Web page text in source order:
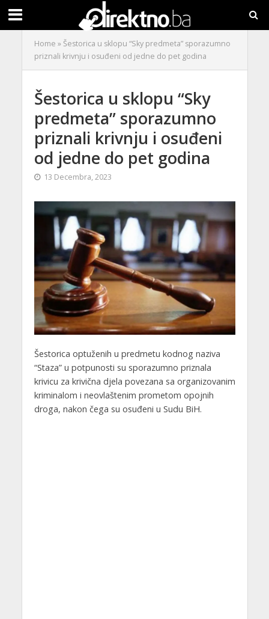
Home »Šestorica u sklopu “Sky predmeta” sporazumno
priznali krivnju i osuđeni od jedne do pet godina
Šestorica u sklopu “Sky
predmeta” sporazumno
priznali krivnju i osuđeni
od jedne do pet godina
13 Decembra, 2023
Šestorica optuženih u predmetu kodnog naziva
“Staza” u potpunosti su sporazumno priznala
krivicu za krivična djela povezana sa organizovanim
kriminalom i neovlaštenim prometom opojnih
droga, nakon čega su osuđeni u Sudu BiH.